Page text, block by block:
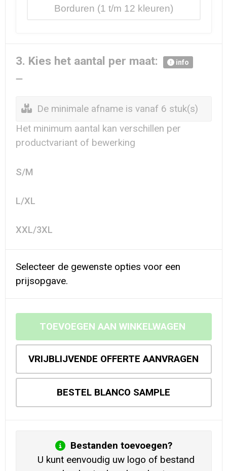
Borduren
3. Kies het aantal per maat: info
De minimale afname is vanaf 6 stuk(s)
Het minimum aantal kan verschillen per
productvariant of bewerking
S/M
L/XL
XXL/3XL
Selecteer de gewenste opties voor een
prijsopgave.
TOEVOEGEN AAN WINKELWAGEN
VRIJBLIJVENDE OFFERTE AANVRAGEN
BESTEL BLANCO SAMPLE
Bestanden toevoegen?
U kunt eenvoudig uw logo of bestand